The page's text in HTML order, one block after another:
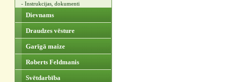
- Instrukcijas, dokumenti
Dievnams
Draudzes vēsture
Garīgā maize
Roberts Feldmanis
Svētdarbība